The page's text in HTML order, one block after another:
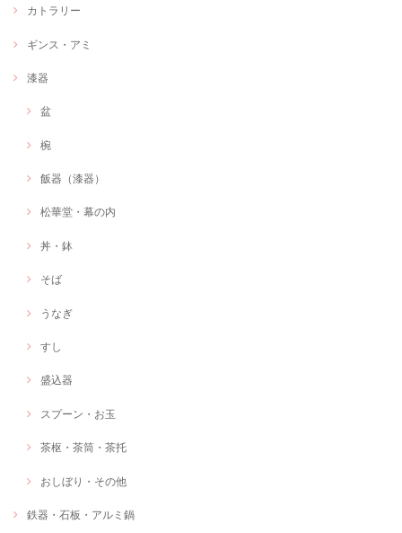
カトラリー
ギンス・アミ
漆器
盆
椀
飯器（漆器）
松華堂・幕の内
丼・鉢
そば
うなぎ
すし
盛込器
スプーン・お玉
茶枢・茶筒・茶托
おしぼり・その他
鉄器・石板・アルミ鍋